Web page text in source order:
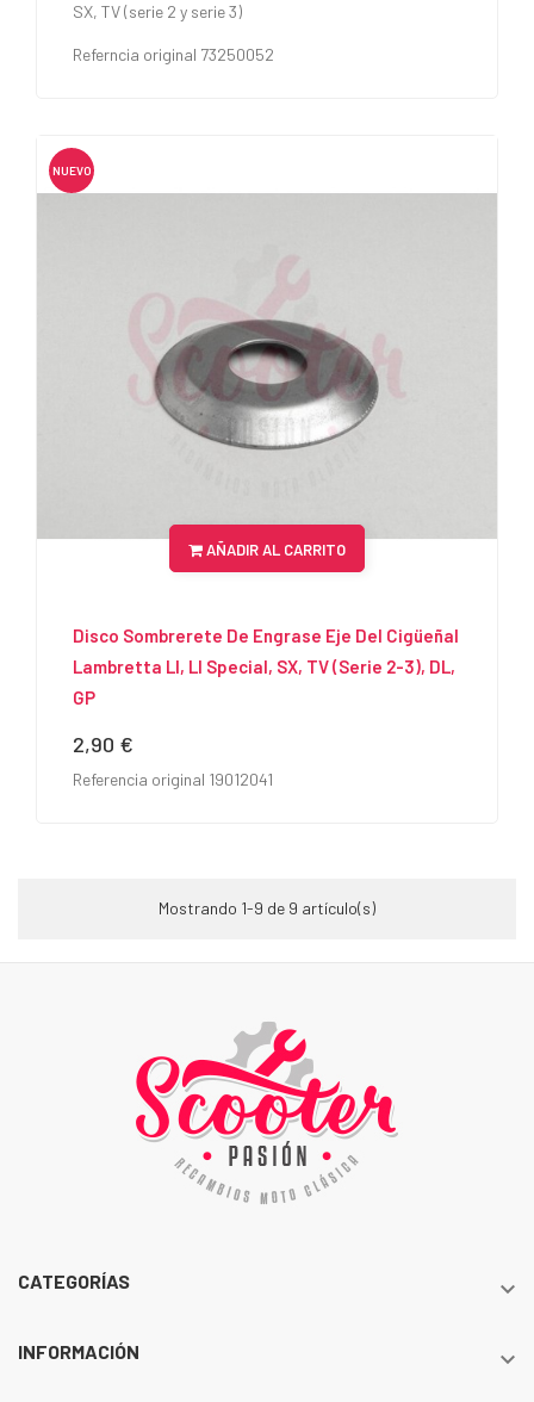
SX, TV (serie 2 y serie 3)
Referncia original 73250052
NUEVO
AÑADIR AL CARRITO
Disco Sombrerete De Engrase Eje Del Cigüeñal
Lambretta LI, LI Special, SX, TV (serie 2-3), DL,
GP
Precio
2,90 €
Referencia original 19012041
Mostrando 1-9 de 9 artículo(s)
CATEGORÍAS 
INFORMACIÓN 